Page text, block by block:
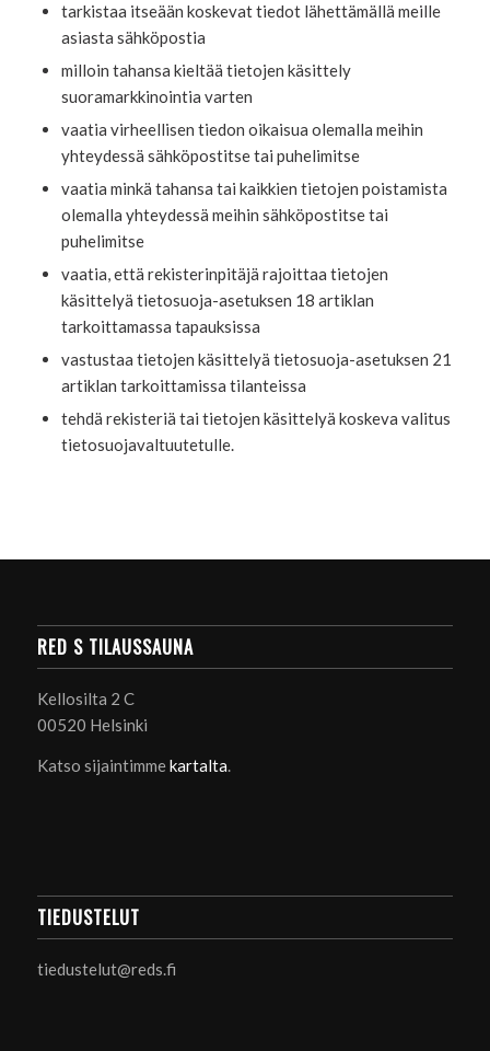
tarkistaa itseään koskevat tiedot lähettämällä meille
asiasta sähköpostia
milloin tahansa kieltää tietojen käsittely
suoramarkkinointia varten
vaatia virheellisen tiedon oikaisua olemalla meihin
yhteydessä sähköpostitse tai puhelimitse
vaatia minkä tahansa tai kaikkien tietojen poistamista
olemalla yhteydessä meihin sähköpostitse tai
puhelimitse
vaatia, että rekisterinpitäjä rajoittaa tietojen
käsittelyä tietosuoja-asetuksen 18 artiklan
tarkoittamassa tapauksissa
vastustaa tietojen käsittelyä tietosuoja-asetuksen 21
artiklan tarkoittamissa tilanteissa
tehdä rekisteriä tai tietojen käsittelyä koskeva valitus
tietosuojavaltuutetulle.
RED S TILAUSSAUNA
Kellosilta 2 C
00520 Helsinki
Katso sijaintimmekartalta.
TIEDUSTELUT
tiedustelut@reds.fi